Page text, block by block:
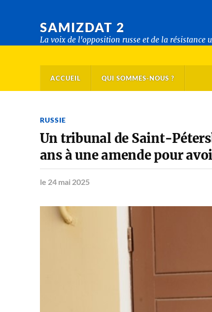
SAMIZDAT 2
La voix de l'opposition russe et de la résistance
ACCUEIL QUI SOMMES-NOUS ?
RUSSIE
Un tribunal de Saint-
ans à une amende pour
le 24 mai 2025